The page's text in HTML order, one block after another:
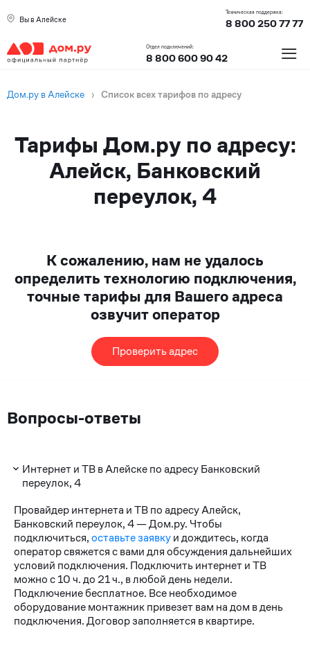
Вы в Алейске
Техническая поддержка:
8 800 250 77 77
Отдел подключений:
8 800 600 90 42 ≡
Дом.ру в Алейске › Список всех тарифов по адресу
Тарифы Дом.ру по адресу:
Алейск, Банковский
переулок, 4
К сожалению, нам не удалось
определить технологию подключения,
точные тарифы для Вашего адреса
озвучит оператор
Проверить адрес
Вопросы-ответы
Интернет и ТВ в Алейске по адресу Банковский
переулок, 4
Провайдер интернета и ТВ по адресу Алейск,
Банковский переулок, 4 — Дом.ру. Чтобы
подключиться,оставьте заявкуи дождитесь, когда
оператор свяжется с вами для обсуждения дальнейших
условий подключения. Подключить интернет и ТВ
можно с 10 ч. до 21 ч., в любой день недели.
Подключение бесплатное. Все необходимое
оборудование монтажник привезет вам на дом в день
подключения. Договор заполняется в квартире.